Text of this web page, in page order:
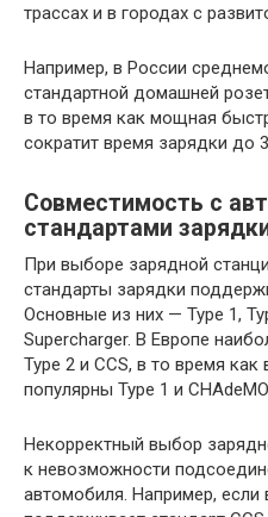
трассах и в городах с
Например, в России
стандартной домашней
в то время как мощная
сократит время зарядки до
Совместимость с
стандартами
При выборе зарядной
стандарты зарядки
Основные из них — Type 1,
Supercharger. В Европе
Type 2 и CCS, в то время
популярны Type 1 и
Некорректный выбор
к невозможности
автомобиля. Например,